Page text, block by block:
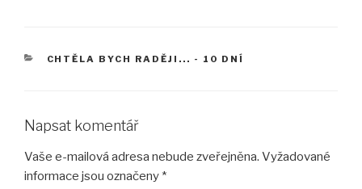
RUBRIKY
CHTĚLA BYCH RADĚJI... - 10 DNÍ
Napsat komentář
Vaše e-mailová adresa nebude zveřejněna. Vyžadované
informace jsou označeny *